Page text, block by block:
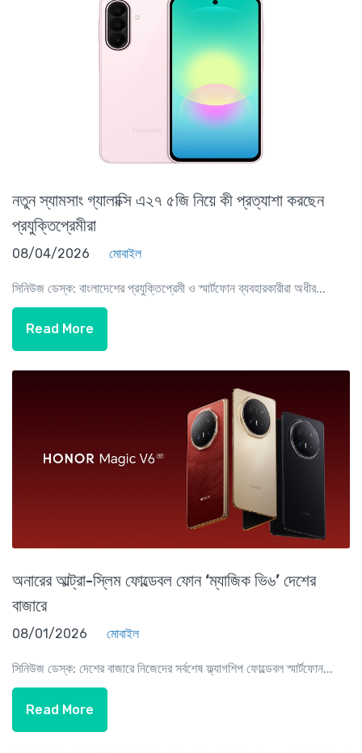
নতুন স্যামসাং গ্যালাক্সি এ২৭ ৫জি নিয়ে কী প্রত্যাশা করছেন
প্রযুক্তিপ্রেমীরা
08/04/2026 মোবাইল
সিনিউজ ডেস্ক: বাংলাদেশের প্রযুক্তিপ্রেমী ও স্মার্টফোন ব্যবহারকারীরা অধীর...
Read More
অনারের আল্ট্রা-স্লিম ফোল্ডেবল ফোন ‘ম্যাজিক ভি৬’ দেশের
বাজারে
08/01/2026 মোবাইল
সিনিউজ ডেস্ক: দেশের বাজারে নিজেদের সর্বশেষ ফ্ল্যাগশিপ ফোল্ডেবল স্মার্টফোন...
Read More